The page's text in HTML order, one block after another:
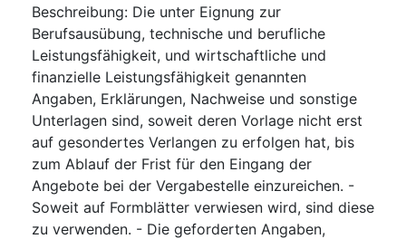
Beschreibung: Die unter Eignung zur
Berufsausübung, technische und berufliche
Leistungsfähigkeit, und wirtschaftliche und
finanzielle Leistungsfähigkeit genannten
Angaben, Erklärungen, Nachweise und sonstige
Unterlagen sind, soweit deren Vorlage nicht erst
auf gesondertes Verlangen zu erfolgen hat, bis
zum Ablauf der Frist für den Eingang der
Angebote bei der Vergabestelle einzureichen. -
Soweit auf Formblätter verwiesen wird, sind diese
zu verwenden. - Die geforderten Angaben,